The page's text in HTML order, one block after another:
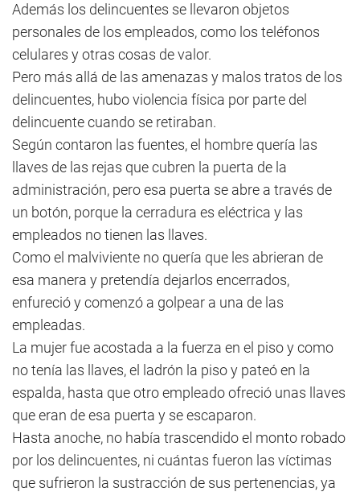
Además los delincuentes se llevaron objetos
personales de los empleados, como los teléfonos
celulares y otras cosas de valor.
Pero más allá de las amenazas y malos tratos de los
delincuentes, hubo violencia física por parte del
delincuente cuando se retiraban.
Según contaron las fuentes, el hombre quería las
llaves de las rejas que cubren la puerta de la
administración, pero esa puerta se abre a través de
un botón, porque la cerradura es eléctrica y las
empleados no tienen las llaves.
Como el malviviente no quería que les abrieran de
esa manera y pretendía dejarlos encerrados,
enfureció y comenzó a golpear a una de las
empleadas.
La mujer fue acostada a la fuerza en el piso y como
no tenía las llaves, el ladrón la piso y pateó en la
espalda, hasta que otro empleado ofreció unas llaves
que eran de esa puerta y se escaparon.
Hasta anoche, no había trascendido el monto robado
por los delincuentes, ni cuántas fueron las víctimas
que sufrieron la sustracción de sus pertenencias, ya